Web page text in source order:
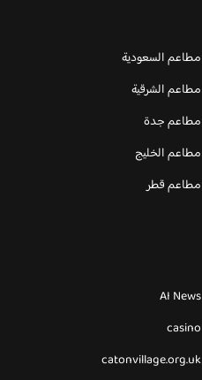
مطاعم السعودية
مطاعم الشرقية
مطاعم جدة
مطاعم الخليج
مطاعم قطر
AI News
casino
catonvillage.org.uk